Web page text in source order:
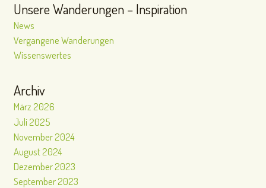
Unsere Wanderungen – Inspiration
News
Vergangene Wanderungen
Wissenswertes
Archiv
März 2026
Juli 2025
November 2024
August 2024
Dezember 2023
September 2023